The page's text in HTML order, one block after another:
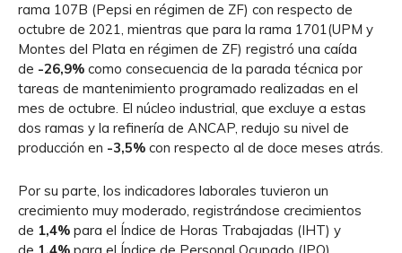
rama 107B (Pepsi en régimen de ZF) con respecto de
octubre de 2021, mientras que para la rama 1701(UPM y
Montes del Plata en régimen de ZF) registró una caída
de -26,9% como consecuencia de la parada técnica por
tareas de mantenimiento programado realizadas en el
mes de octubre. El núcleo industrial, que excluye a estas
dos ramas y la refinería de ANCAP, redujo su nivel de
producción en -3,5% con respecto al de doce meses atrás.
Por su parte, los indicadores laborales tuvieron un
crecimiento muy moderado, registrándose crecimientos
de 1,4% para el Índice de Horas Trabajadas (IHT) y